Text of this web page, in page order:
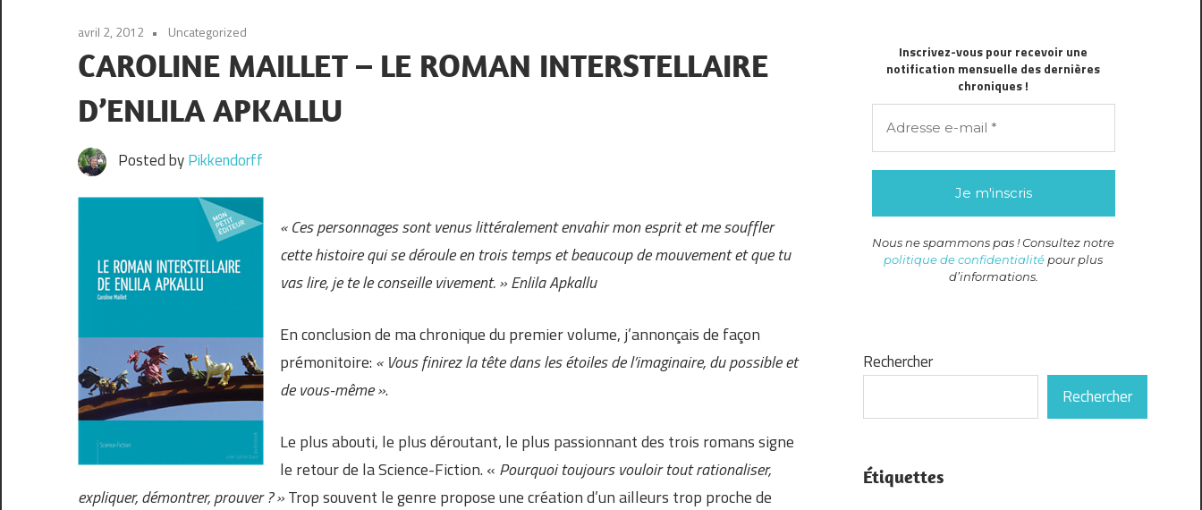
avril 2, 2012 Uncategorized
CAROLINE MAILLET – LE ROMAN INTERSTELLAIRE
D’ENLILA APKALLU
Posted byPikkendorff
« Ces personnages sont venus littéralement envahir mon esprit et me souffler
cette histoire qui se déroule en trois temps et beaucoup de mouvement et que tu
vas lire, je te le conseille vivement. » Enlila Apkallu
En conclusion de ma chronique du premier volume, j’annonçais de façon
prémonitoire: « Vous finirez la tête dans les étoiles de l’imaginaire, du possible et
de vous-même ».
Le plus abouti, le plus déroutant, le plus passionnant des trois romans signe
le retour de la Science-Fiction. « Pourquoi toujours vouloir tout rationaliser,
expliquer, démontrer, prouver ? »Trop souvent le genre propose une création d’un ailleurs trop proche de
Inscrivez-vous pour recevoir une
notification mensuelle des dernières
chroniques !
Nous ne spammons pas ! Consultez notre
politique de confidentialité pour plus
d’informations.
Rechercher
Rechercher
Étiquettes